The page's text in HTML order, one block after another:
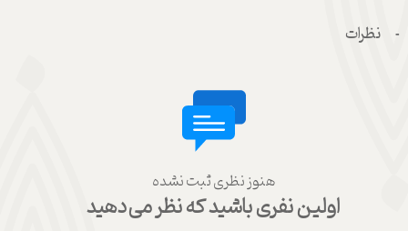
نظرات
هنوز نظری ثبت نشده
اولین نفری باشید که نظر می‌دهید